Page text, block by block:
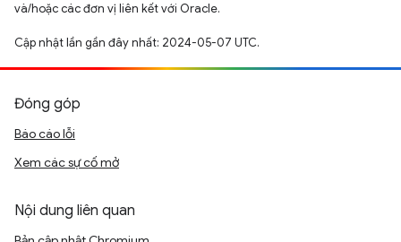
và/hoặc các đơn vị liên kết với Oracle.
Cập nhật lần gần đây nhất: 2024-05-07 UTC.
Đóng góp
Báo cáo lỗi
Xem các sự cố mở
Nội dung liên quan